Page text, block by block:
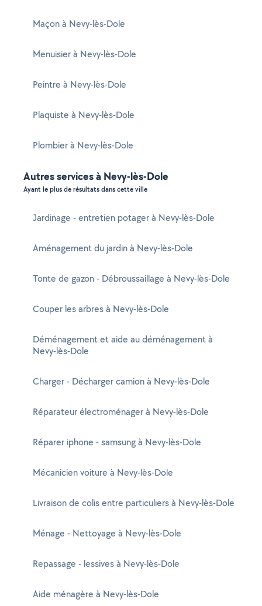
Maçon à Nevy-lès-Dole
Menuisier à Nevy-lès-Dole
Peintre à Nevy-lès-Dole
Plaquiste à Nevy-lès-Dole
Plombier à Nevy-lès-Dole
Autres services à Nevy-lès-Dole
Ayant le plus de résultats dans cette ville
Jardinage - entretien potager à Nevy-lès-Dole
Aménagement du jardin à Nevy-lès-Dole
Tonte de gazon - Débroussaillage à Nevy-lès-Dole
Couper les arbres à Nevy-lès-Dole
Déménagement et aide au déménagement à
Nevy-lès-Dole
Charger - Décharger camion à Nevy-lès-Dole
Réparateur électroménager à Nevy-lès-Dole
Réparer iphone - samsung à Nevy-lès-Dole
Mécanicien voiture à Nevy-lès-Dole
Livraison de colis entre particuliers à Nevy-lès-Dole
Ménage - Nettoyage à Nevy-lès-Dole
Repassage - lessives à Nevy-lès-Dole
Aide ménagère à Nevy-lès-Dole